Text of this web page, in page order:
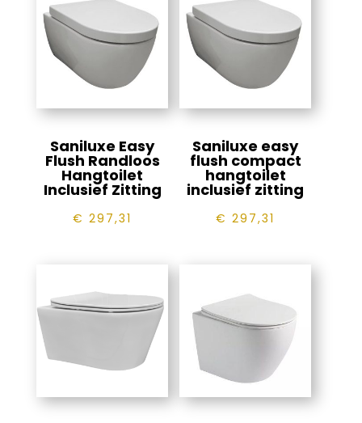
Saniluxe Easy
Flush Randloos
Hangtoilet
Inclusief Zitting
€ 297,31
Saniluxe easy
flush compact
hangtoilet
inclusief zitting
€ 297,31